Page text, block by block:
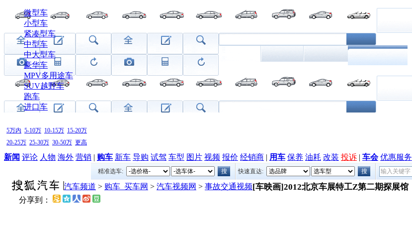
微型车
小型车
紧凑型车
中型车
中大型车
豪华车
MPV多用途车
SUV越野车
跑车
进口车
5万内 5-10万 10-15万 15-20万
20-25万 25-30万 30-50万 更高
新闻 评论 人物 海外 营销 | 购车 新车 导购 试驾 车型 图片 视频 报价 经销商 | 用车 保养 油耗 改装 投诉 | 车会 优惠服务
精准选车: 快速直达:
汽车频道 > 购车_买车网 > 汽车视频网 > 事故交通视频[车映画]2012北京车展特工Z第二期探展馆
分享到：